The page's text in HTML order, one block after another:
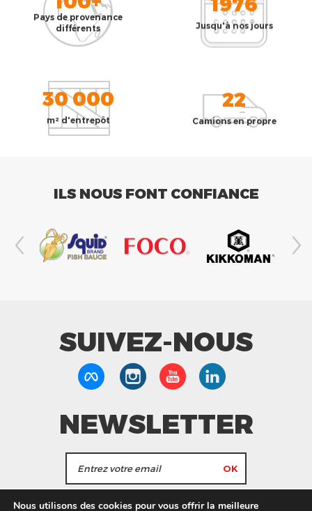
Pays de provenance
différents
Jusqu'à nos jours
30 000
m² d'entrepôt
22
Camions en propre
ILS NOUS FONT CONFIANCE
SUIVEZ-NOUS
NEWSLETTER
Nous utilisons des cookies pour vous offrir la meilleure